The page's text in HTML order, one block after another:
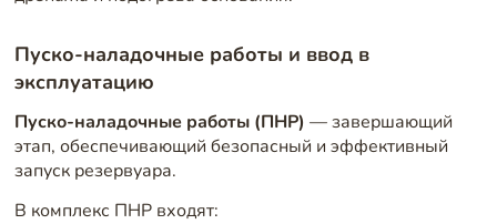
Пуско-наладочные работы и ввод в
эксплуатацию
Пуско-наладочные работы (ПНР) — завершающий
этап, обеспечивающий безопасный и эффективный
запуск резервуара.
В комплекс ПНР входят: